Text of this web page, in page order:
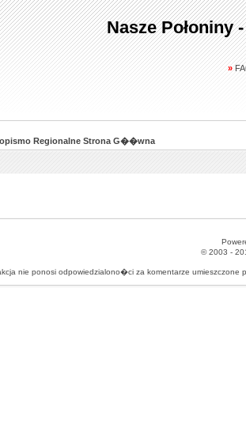
Nasze Połoniny
»
Regionalne Strona G��wna
© 2003 -
nie ponosi odpowiedzialono�ci za komentarze